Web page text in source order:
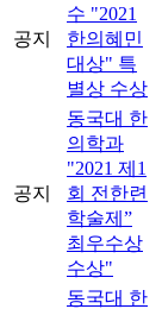
공지
수 "2021
한의혜민
대상" 특
별상 수상
공지
동국대 한
의학과
"2021 제1
회 전한련
학술제”
최우수상
수상"
동국대 한